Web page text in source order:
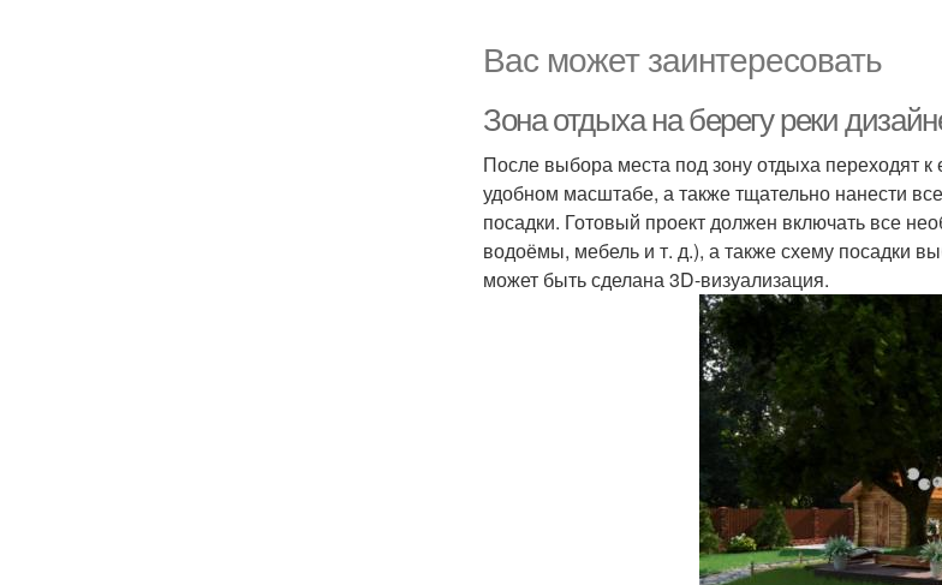
Вас может заинтересовать
Зона отдыха на берегу реки
После выбора места под зону отдыха переходят
удобном масштабе, а также тщательно нанести
посадки. Готовый проект должен включать все
водоёмы, мебель и т. д.), а также схему посадки
может быть сделана 3D-визуализация.